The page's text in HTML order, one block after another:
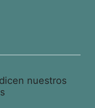
nuestros